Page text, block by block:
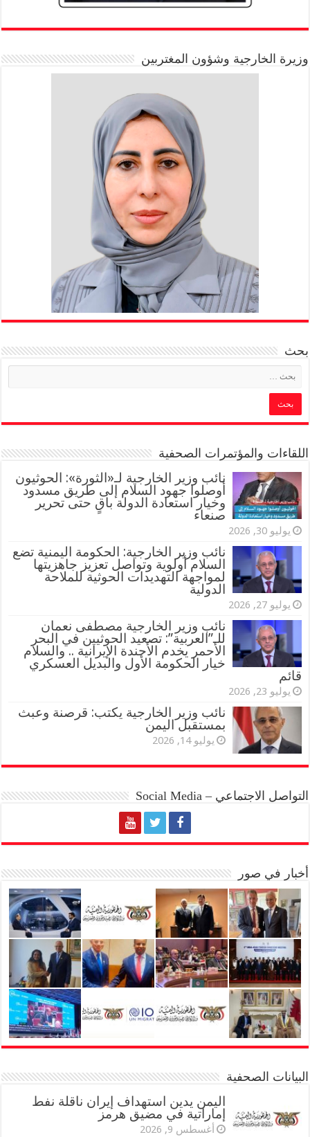
وزيرة الخارجية وشؤون المغتربين
بحث
اللقاءات والمؤتمرات الصحفية
‏نائب وزير الخارجية لـ«الثورة»: الحوثيون
أوصلوا جهود السلام إلى طريق مسدود
وخيار استعادة الدولة باقٍ حتى تحرير
صنعاء
يوليو 30, 2026
نائب وزير الخارجية: الحكومة اليمنية تضع
السلام أولوية وتواصل تعزيز جاهزيتها
لمواجهة التهديدات الحوثية للملاحة
الدولية
يوليو 27, 2026
نائب وزير الخارجية مصطفى نعمان
للـ”العربية”: تصعيد الحوثيين في البحر
الأحمر يخدم الأجندة الإيرانية .. والسلام
خيار الحكومة الأول والبديل العسكري
قائم
يوليو 23, 2026
نائب وزير الخارجية يكتب: قرصنة وعبث
بمستقبل اليمن
يوليو 14, 2026
التواصل الاجتماعي – Social Media
أخبار في صور
البيانات الصحفية
اليمن يدين استهداف إيران ناقلة نفط
إماراتية في مضيق هرمز
أغسطس 9, 2026